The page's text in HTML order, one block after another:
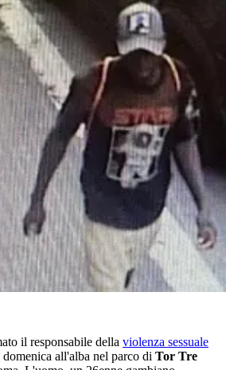
il responsabile della violenza sessuale
domenica all'alba nel parco di Tor Tre